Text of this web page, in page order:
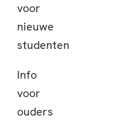
voor
nieuwe
studenten
Info
voor
ouders